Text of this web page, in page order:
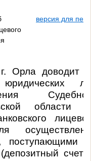
версия для
Орла доводит
области
поступающими
счет)